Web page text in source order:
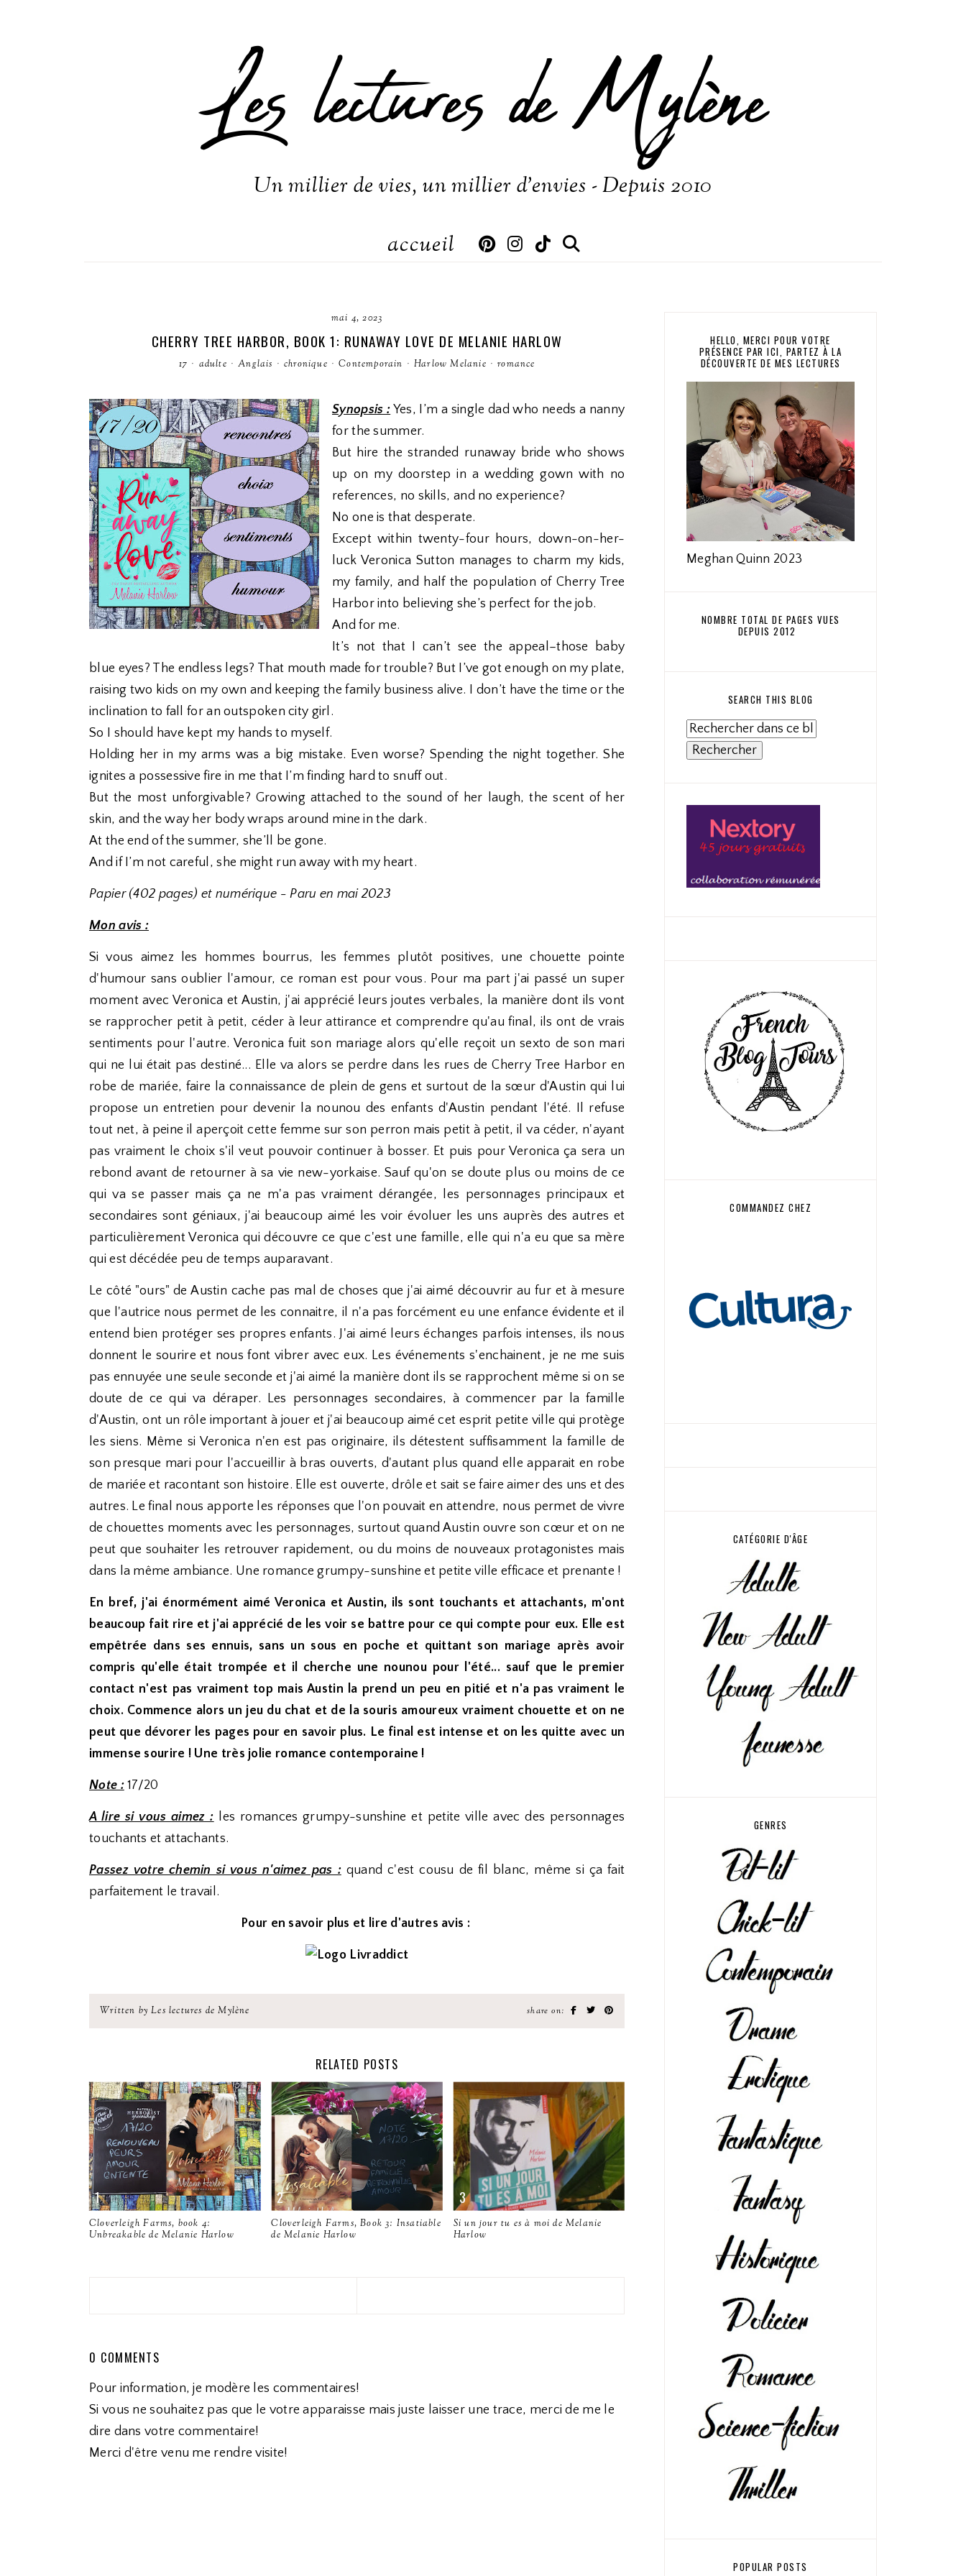
Les lectures de Mylène
Un millier de vies, un millier d'envies - Depuis 2010
accueil
mai 4, 2023
CHERRY TREE HARBOR, BOOK 1: RUNAWAY LOVE DE MELANIE HARLOW
17 · adulte · Anglais · chronique · Contemporain · Harlow Melanie · romance
Synopsis : Yes, I’m a single dad who needs a nanny
for the summer.
But hire the stranded runaway bride who shows
up on my doorstep in a wedding gown with no
references, no skills, and no experience?
No one is that desperate.
Except within twenty-four hours, down-on-her-
luck Veronica Sutton manages to charm my kids,
my family, and half the population of Cherry Tree
Harbor into believing she’s perfect for the job.
And for me.
It’s not that I can’t see the appeal–those baby
blue eyes? The endless legs? That mouth made for trouble? But I’ve got enough on my plate,
raising two kids on my own and keeping the family business alive. I don’t have the time or the
inclination to fall for an outspoken city girl.
So I should have kept my hands to myself.
Holding her in my arms was a big mistake. Even worse? Spending the night together. She
ignites a possessive fire in me that I’m finding hard to snuff out.
But the most unforgivable? Growing attached to the sound of her laugh, the scent of her
skin, and the way her body wraps around mine in the dark.
At the end of the summer, she’ll be gone.
And if I’m not careful, she might run away with my heart.
Papier (402 pages) et numérique - Paru en mai 2023
Mon avis :
Si vous aimez les hommes bourrus, les femmes plutôt positives, une chouette pointe
d'humour sans oublier l'amour, ce roman est pour vous. Pour ma part j'ai passé un super
moment avec Veronica et Austin, j'ai apprécié leurs joutes verbales, la manière dont ils vont
se rapprocher petit à petit, céder à leur attirance et comprendre qu'au final, ils ont de vrais
sentiments pour l'autre. Veronica fuit son mariage alors qu'elle reçoit un sexto de son mari
qui ne lui était pas destiné... Elle va alors se perdre dans les rues de Cherry Tree Harbor en
robe de mariée, faire la connaissance de plein de gens et surtout de la sœur d'Austin qui lui
propose un entretien pour devenir la nounou des enfants d'Austin pendant l'été. Il refuse
tout net, à peine il aperçoit cette femme sur son perron mais petit à petit, il va céder, n'ayant
pas vraiment le choix s'il veut pouvoir continuer à bosser. Et puis pour Veronica ça sera un
rebond avant de retourner à sa vie new-yorkaise. Sauf qu'on se doute plus ou moins de ce
qui va se passer mais ça ne m'a pas vraiment dérangée, les personnages principaux et
secondaires sont géniaux, j'ai beaucoup aimé les voir évoluer les uns auprès des autres et
particulièrement Veronica qui découvre ce que c'est une famille, elle qui n'a eu que sa mère
qui est décédée peu de temps auparavant.
Le côté "ours" de Austin cache pas mal de choses que j'ai aimé découvrir au fur et à mesure
que l'autrice nous permet de les connaitre, il n'a pas forcément eu une enfance évidente et il
entend bien protéger ses propres enfants. J'ai aimé leurs échanges parfois intenses, ils nous
donnent le sourire et nous font vibrer avec eux. Les événements s'enchainent, je ne me suis
pas ennuyée une seule seconde et j'ai aimé la manière dont ils se rapprochent même si on se
doute de ce qui va déraper. Les personnages secondaires, à commencer par la famille
d'Austin, ont un rôle important à jouer et j'ai beaucoup aimé cet esprit petite ville qui protège
les siens. Même si Veronica n'en est pas originaire, ils détestent suffisamment la famille de
son presque mari pour l'accueillir à bras ouverts, d'autant plus quand elle apparait en robe
de mariée et racontant son histoire. Elle est ouverte, drôle et sait se faire aimer des uns et des
autres. Le final nous apporte les réponses que l'on pouvait en attendre, nous permet de vivre
de chouettes moments avec les personnages, surtout quand Austin ouvre son cœur et on ne
peut que souhaiter les retrouver rapidement, ou du moins de nouveaux protagonistes mais
dans la même ambiance. Une romance grumpy-sunshine et petite ville efficace et prenante !
En bref, j'ai énormément aimé Veronica et Austin, ils sont touchants et attachants, m'ont
beaucoup fait rire et j'ai apprécié de les voir se battre pour ce qui compte pour eux. Elle est
empêtrée dans ses ennuis, sans un sous en poche et quittant son mariage après avoir
compris qu'elle était trompée et il cherche une nounou pour l'été... sauf que le premier
contact n'est pas vraiment top mais Austin la prend un peu en pitié et n'a pas vraiment le
choix. Commence alors un jeu du chat et de la souris amoureux vraiment chouette et on ne
peut que dévorer les pages pour en savoir plus. Le final est intense et on les quitte avec un
immense sourire ! Une très jolie romance contemporaine !
Note :17/20
A lire si vous aimez : les romances grumpy-sunshine et petite ville avec des personnages
touchants et attachants.
Passez votre chemin si vous n'aimez pas :quand c'est cousu de fil blanc, même si ça fait
parfaitement le travail.
Pour en savoir plus et lire d'autres avis :
Written by Les lectures de Mylène share on:
RELATED POSTS
Cloverleigh Farms, book 4:
Unbreakable de Melanie Harlow
Cloverleigh Farms, Book 3: Insatiable
de Melanie Harlow
Si un jour tu es à moi de Melanie
Harlow
0 COMMENTS
Pour information, je modère les commentaires!
Si vous ne souhaitez pas que le votre apparaisse mais juste laisser une trace, merci de me le
dire dans votre commentaire!
Merci d'être venu me rendre visite!
HELLO, MERCI POUR VOTRE
PRÉSENCE PAR ICI, PARTEZ À LA
DÉCOUVERTE DE MES LECTURES
Meghan Quinn 2023
NOMBRE TOTAL DE PAGES VUES
DEPUIS 2012
SEARCH THIS BLOG
COMMANDEZ CHEZ
CATÉGORIE D'ÂGE
GENRES
POPULAR POSTS